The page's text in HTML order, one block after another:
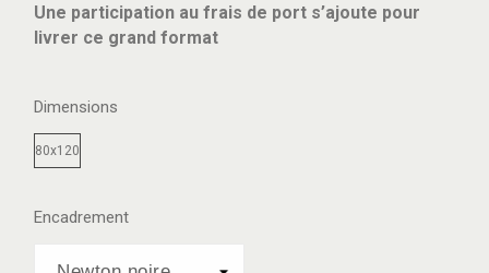
Une participation au frais de port s’ajoute pour
livrer ce grand format
Dimensions
80x120
Encadrement